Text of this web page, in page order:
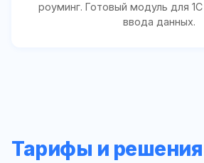
роуминг. Готовый модуль для
ввода данных.
Тарифы и решения